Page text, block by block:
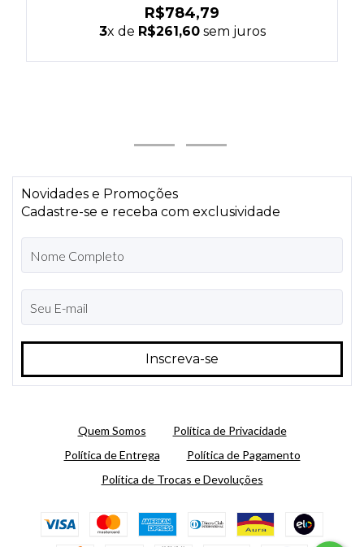
R$784,79
3x de R$261,60sem juros
Novidades e Promoções
Cadastre-se e receba com exclusividade
Quem Somos
Política de Privacidade
Política de Entrega
Política de Pagamento
Política de Trocas e Devoluções